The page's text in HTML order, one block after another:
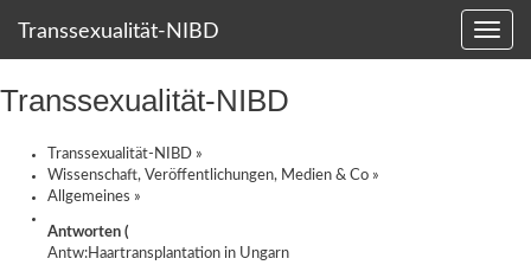
Transsexualität-NIBD
Transsexualität-NIBD
Transsexualität-NIBD »
Wissenschaft, Veröffentlichungen, Medien & Co »
Allgemeines »
Antworten (
Antw:Haartransplantation in Ungarn